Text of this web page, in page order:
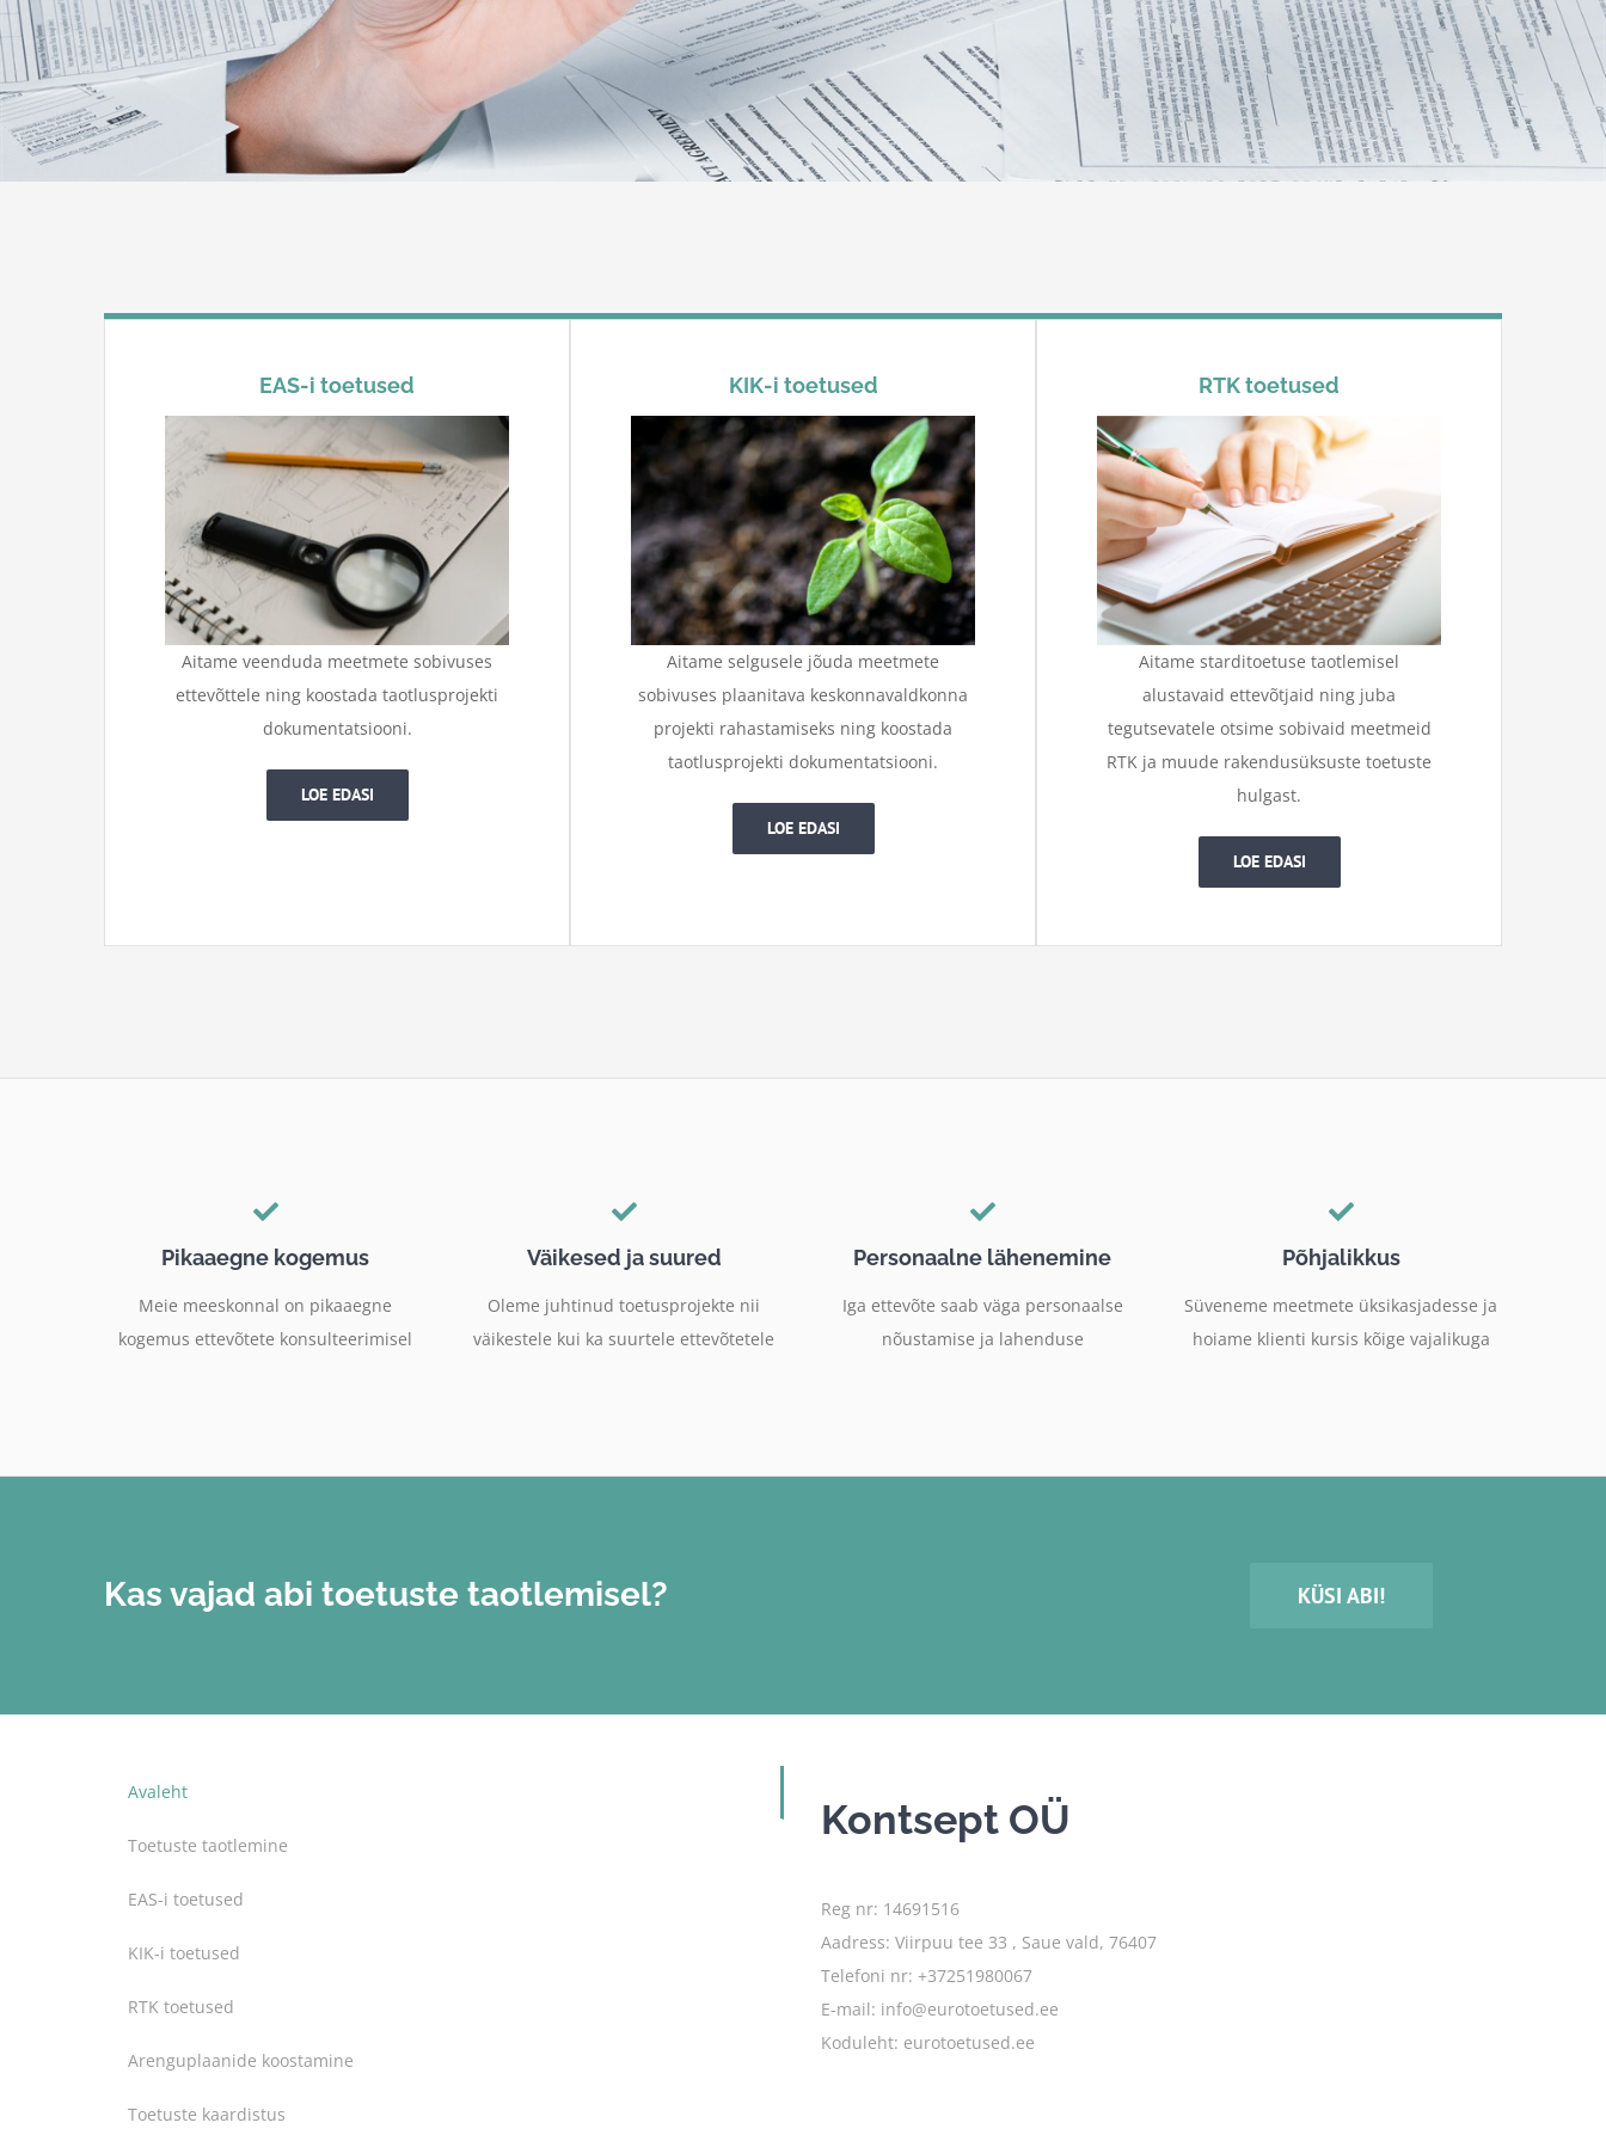
EAS-i toetused
Aitame veenduda meetmete sobivuses
ettevõttele ning koostada taotlusprojekti
dokumentatsiooni.
LOE EDASI
KIK-i toetused
Aitame selgusele jõuda meetmete
sobivuses plaanitava keskonnavaldkonna
projekti rahastamiseks ning koostada
taotlusprojekti dokumentatsiooni.
LOE EDASI
RTK toetused
Aitame starditoetuse taotlemisel
alustavaid ettevõtjaid ning juba
tegutsevatele otsime sobivaid meetmeid
RTK ja muude rakendusüksuste toetuste
hulgast.
LOE EDASI
Pikaaegne kogemus
Meie meeskonnal on pikaaegne
kogemus ettevõtete konsulteerimisel
Väikesed ja suured
Oleme juhtinud toetusprojekte nii
väikestele kui ka suurtele ettevõtetele
Personaalne lähenemine
Iga ettevõte saab väga personaalse
nõustamise ja lahenduse
Põhjalikkus
Süveneme meetmete üksikasjadesse ja
hoiame klienti kursis kõige vajalikuga
Kas vajad abi toetuste taotlemisel? KÜSI ABI!
Avaleht
Toetuste taotlemine
EAS-i toetused
KIK-i toetused
RTK toetused
Arenguplaanide koostamine
Toetuste kaardistus
Kontsept OÜ
Reg nr: 14691516
Aadress: Viirpuu tee 33 , Saue vald, 76407
Telefoni nr: +37251980067
E-mail: info@eurotoetused.ee
Koduleht: eurotoetused.ee